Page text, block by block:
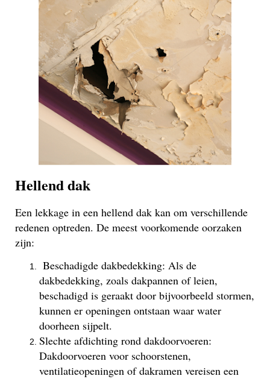
Hellend dak
Een lekkage in een hellend dak kan om verschillende
redenen optreden. De meest voorkomende oorzaken
zijn:
Beschadigde dakbedekking: Als de
dakbedekking, zoals dakpannen of leien,
beschadigd is geraakt door bijvoorbeeld stormen,
kunnen er openingen ontstaan waar water
doorheen sijpelt.
Slechte afdichting rond dakdoorvoeren:
Dakdoorvoeren voor schoorstenen,
ventilatieopeningen of dakramen vereisen een